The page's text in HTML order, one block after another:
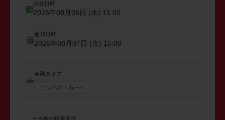
出発日時
2026年08月06日 (木) 15:00
返却日時
2026年08月07日 (金) 15:00
車両タイプ
コンパクトカー
その他の検索条件